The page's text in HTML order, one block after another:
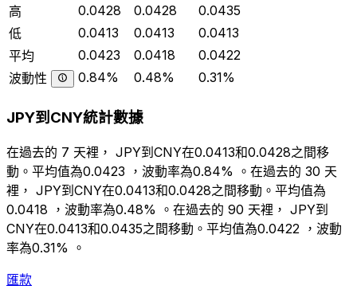
高
0.0428 0.0428
0.0435
低
0.0413 0.0413
0.0413
平均
0.0423 0.0418
0.0422
波動性
0.84% 0.48% 0.31%
JPY到CNY統計數據
在過去的 7 天裡， JPY到CNY在0.0413和0.0428之間移
動。平均值為0.0423 ，波動率為0.84% 。在過去的 30 天
裡， JPY到CNY在0.0413和0.0428之間移動。平均值為
0.0418 ，波動率為0.48% 。在過去的 90 天裡， JPY到
CNY在0.0413和0.0435之間移動。平均值為0.0422 ，波動
率為0.31% 。
匯款